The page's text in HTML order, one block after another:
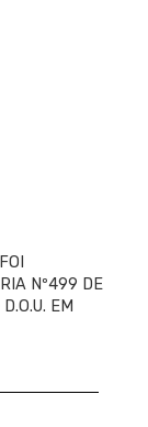
Nº499 DE
EM